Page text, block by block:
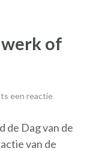
of
een reactie
de Dag van de
van de